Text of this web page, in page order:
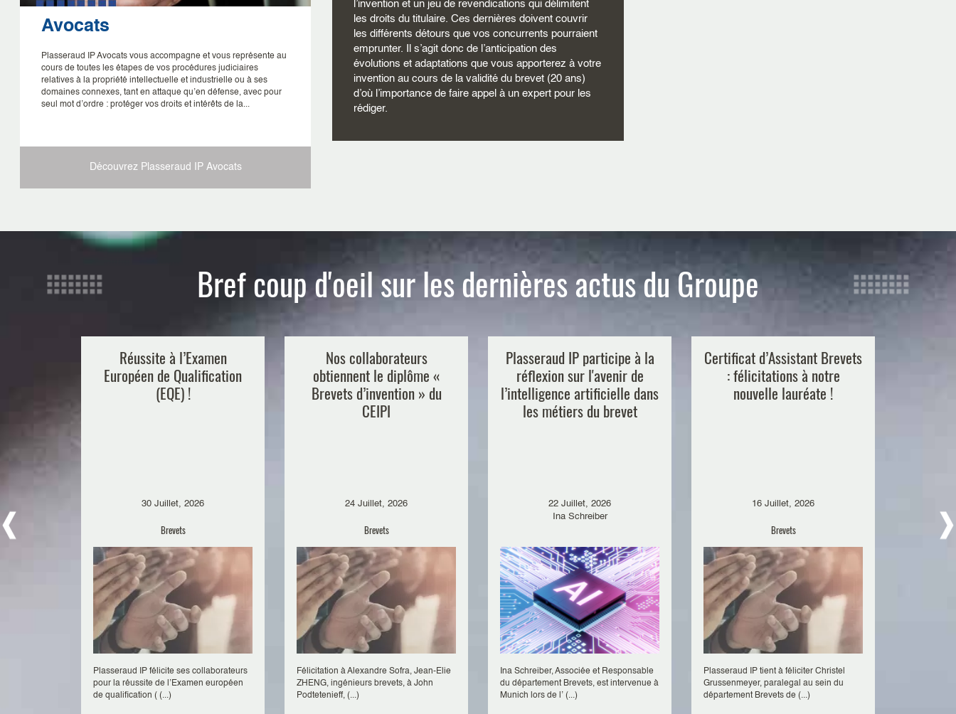
Avocats
Plasseraud IP Avocats vous accompagne et vous représente au
cours de toutes les étapes de vos procédures judiciaires
relatives à la propriété intellectuelle et industrielle ou à ses
domaines connexes, tant en attaque qu’en défense, avec pour
seul mot d’ordre : protéger vos droits et intérêts de la...
Découvrez Plasseraud IP Avocats
l’invention et un jeu de revendications qui délimitent
les droits du titulaire. Ces dernières doivent couvrir
les différents détours que vos concurrents pourraient
emprunter. Il s’agit donc de l’anticipation des
évolutions et adaptations que vous apporterez à votre
invention au cours de la validité du brevet (20 ans)
d’où l’importance de faire appel à un expert pour les
rédiger.
Bref coup d'oeil sur les dernières actus du Groupe
Réussite à l’Examen
Européen de Qualification
(EQE) !
30 Juillet, 2026
Brevets
Plasseraud IP félicite ses collaborateurs
pour la réussite de l’Examen européen
de qualification ( (...)
Nos collaborateurs
obtiennent le diplôme «
Brevets d’invention » du
CEIPI
24 Juillet, 2026
Brevets
Félicitation à Alexandre Sofra, Jean-Elie
ZHENG, ingénieurs brevets, à John
Podtetenieff, (...)
Plasseraud IP participe à la
réflexion sur l'avenir de
l’intelligence artificielle dans
les métiers du brevet
22 Juillet, 2026
Ina Schreiber
Ina Schreiber, Associée et Responsable
du département Brevets, est intervenue à
Munich lors de l’ (...)
Certificat d’Assistant Brevets
: félicitations à notre
nouvelle lauréate !
16 Juillet, 2026
Brevets
Plasseraud IP tient à féliciter Christel
Grussenmeyer, paralegal au sein du
département Brevets de (...)